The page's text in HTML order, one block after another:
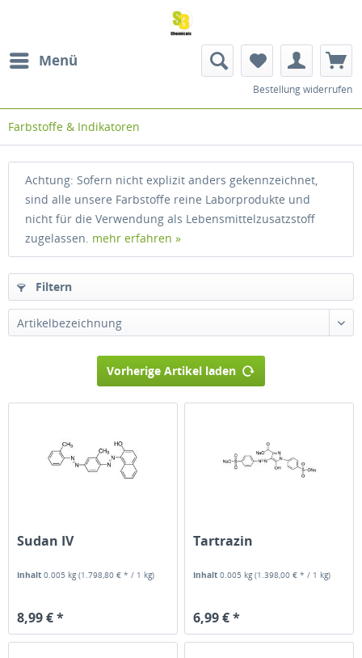
Menü
Bestellung widerrufen
Farbstoffe & Indikatoren
Achtung: Sofern nicht explizit anders gekennzeichnet,
sind alle unsere Farbstoffe reine Laborprodukte und
nicht für die Verwendung als Lebensmittelzusatzstoff
zugelassen. mehr erfahren »
Filtern
Artikelbezeichnung
Vorherige Artikel laden
Sudan IV
Inhalt0.005 kg(1.798,80 € * / 1 kg)
8,99 € *
Tartrazin
Inhalt0.005 kg(1.398,00 € * / 1 kg)
6,99 € *